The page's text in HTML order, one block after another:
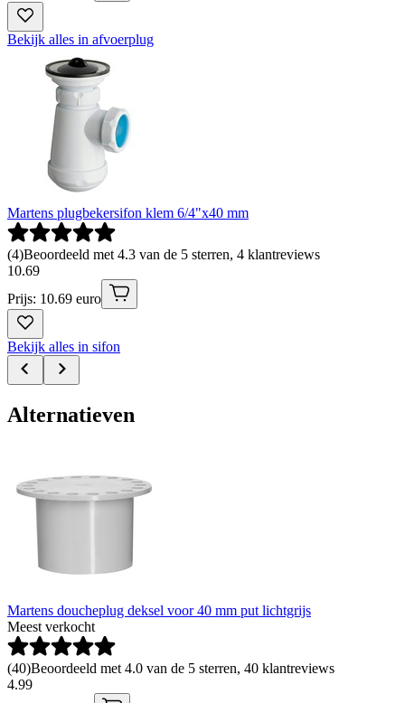
Bekijk alles in afvoerplug
Martens plugbekersifon klem 6/4"x40 mm
(4)Beoordeeld met 4.3 van de 5 sterren, 4 klantreviews
10.69
Prijs: 10.69 euro
Bekijk alles in sifon
Alternatieven
Martens doucheplug deksel voor 40 mm put lichtgrijs
Meest verkocht
(40)Beoordeeld met 4.0 van de 5 sterren, 40 klantreviews
4.99